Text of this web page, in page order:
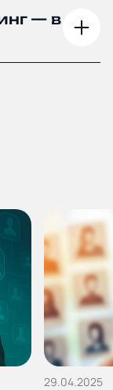
— в
29.04.2025